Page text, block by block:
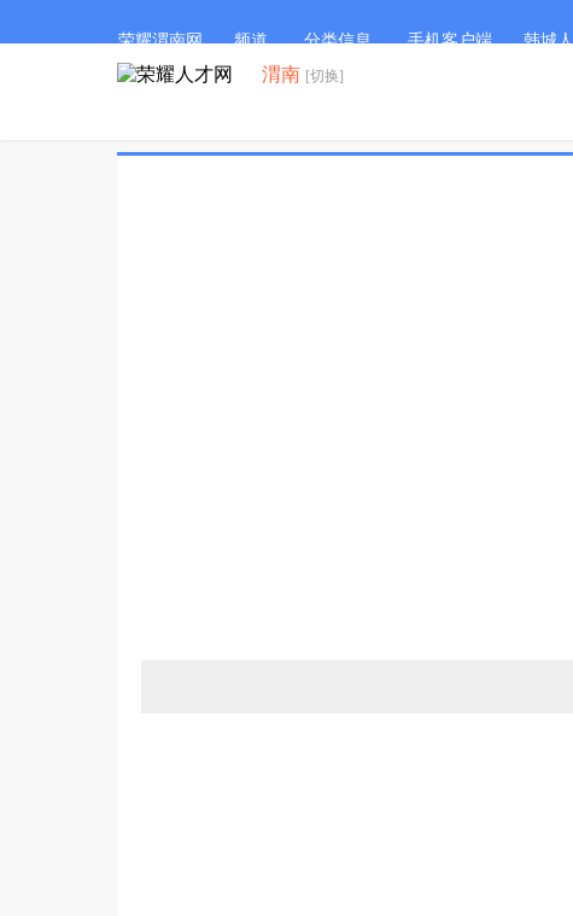
荣耀渭南网 频道 分类信息 手机客户端 韩城
渭南 [切换]